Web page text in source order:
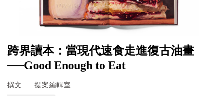
跨界讀本：當現代速食走進復古油畫
──Good Enough to Eat
撰文 提案編輯室